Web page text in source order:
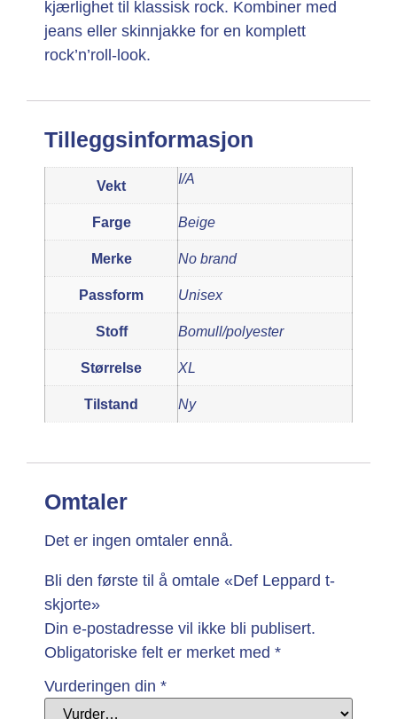
kjærlighet til klassisk rock. Kombiner med
jeans eller skinnjakke for en komplett
rock’n’roll-look.
Tilleggsinformasjon
Vekt I/A
Farge Beige
Merke No brand
Passform Unisex
Stoff Bomull/polyester
Størrelse XL
Tilstand Ny
Omtaler
Det er ingen omtaler ennå.
Bli den første til å omtale «Def Leppard t-
skjorte»
Din e-postadresse vil ikke bli publisert.
Obligatoriske felt er merket med *
Vurderingen din *